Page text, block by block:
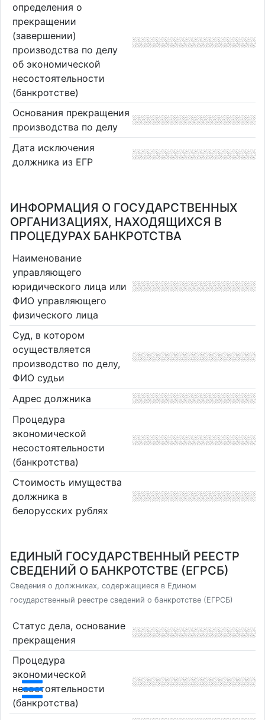
определения о
прекращении
(завершении)
производства по делу
об экономической
несостоятельности
(банкротстве)
Основания прекращения
производства по делу
Дата исключения
должника из ЕГР
ИНФОРМАЦИЯ О ГОСУДАРСТВЕННЫХ
ОРГАНИЗАЦИЯХ, НАХОДЯЩИХСЯ В
ПРОЦЕДУРАХ БАНКРОТСТВА
Наименование
управляющего
юридического лица или
ФИО управляющего
физического лица
Суд, в котором
осуществляется
производство по делу,
ФИО судьи
Адрес должника
Процедура
экономической
несостоятельности
(банкротства)
Стоимость имущества
должника в
белорусских рублях
ЕДИНЫЙ ГОСУДАРСТВЕННЫЙ РЕЕСТР
СВЕДЕНИЙ О БАНКРОТСТВЕ (ЕГРСБ)
Сведения о должниках, содержащиеся в Едином
государственный реестре сведений о банкротстве (ЕГРСБ)
Статус дела, основание
прекращения
Процедура
экономической
несостоятельности
(банкротства)